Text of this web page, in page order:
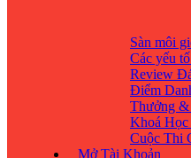
Sàn môi
Các yếu
Review
Điểm
Thưởng
Khoá
Cuộc Thi
Mở Tài Khoản